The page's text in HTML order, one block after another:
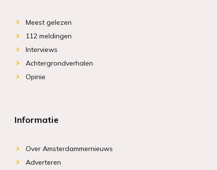
Meest gelezen
112 meldingen
Interviews
Achtergrondverhalen
Opinie
Informatie
Over Amsterdammernieuws
Adverteren